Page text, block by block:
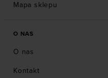
Mapa sklepu
O NAS
O nas
Kontakt